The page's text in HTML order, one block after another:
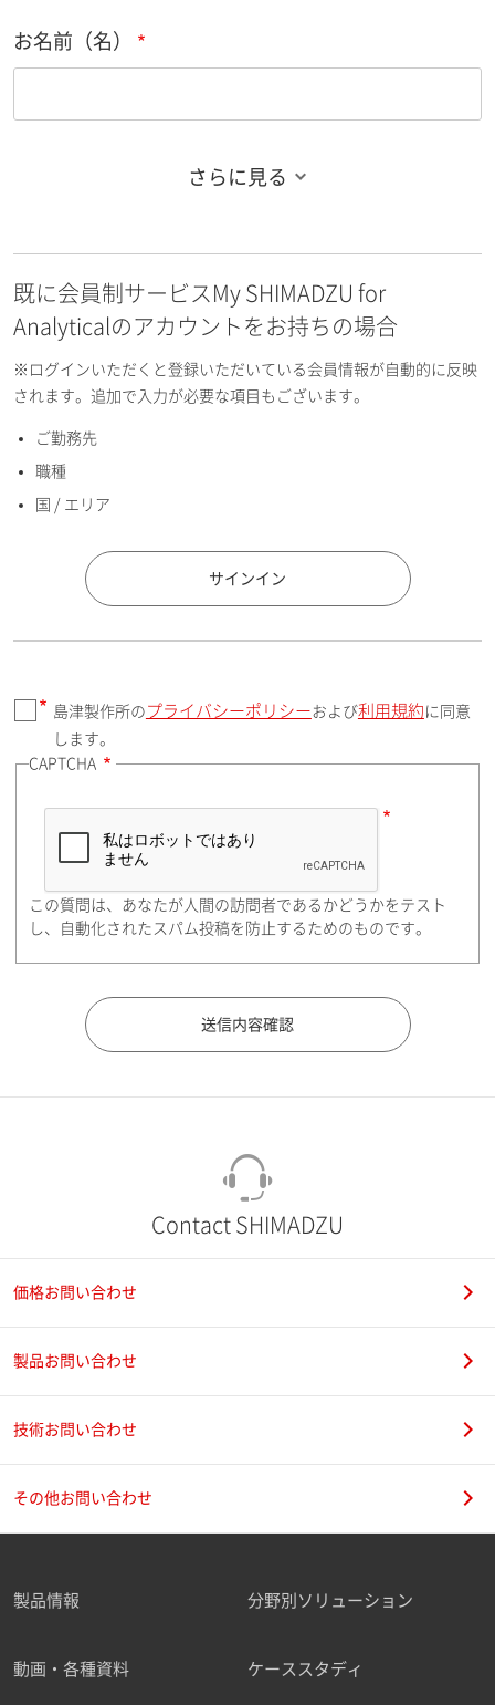
お名前（名）
お名前フリガナ（名）
E-mailアドレス（半角英数）
国 / エリア
郵便番号（勤務先）
住所検索
都道府県（勤務先）
ご勤務先
さらに見る
既に会員制サービスMy SHIMADZU for
Analyticalのアカウントをお持ちの場合
※ログインいただくと登録いただいている会員情報が自動的に反映
されます。追加で入力が必要な項目もございます。
ご勤務先
職種
国 / エリア
サインイン
島津製作所の プライバシーポリシー および利用規約 に同意
します。
CAPTCHA
この質問は、あなたが人間の訪問者であるかどうかをテスト
し、自動化されたスパム投稿を防止するためのものです。
Contact SHIMADZU
価格お問い合わせ
製品お問い合わせ
技術お問い合わせ
その他お問い合わせ
製品情報 分野別ソリューション
動画・各種資料 ケーススタディ